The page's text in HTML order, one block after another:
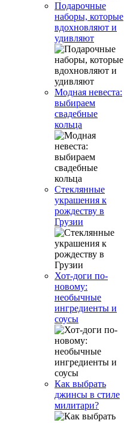
Подарочные
наборы, которые
вдохновляют и
удивляют
Модная невеста:
выбираем
свадебные
кольца
Стеклянные
украшения к
рождеству в
Грузии
Хот-доги по-
новому:
необычные
ингредиенты и
соусы
Как выбрать
джинсы в стиле
милитари?